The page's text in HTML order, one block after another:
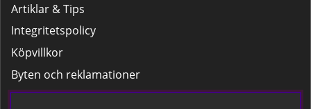
Artiklar & Tips
Integritetspolicy
Köpvillkor
Byten och reklamationer
Leverans